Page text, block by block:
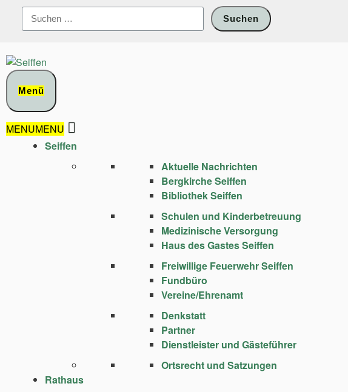
Suchen
nach:
Menü
MENUMENU
Seiffen
Aktuelle Nachrichten
Bergkirche Seiffen
Bibliothek Seiffen
Schulen und Kinder­betreuung
Medizinische Versorgung
Haus des Gastes Seiffen
Freiwillige Feuerwehr Seiffen
Fundbüro
Vereine/Ehrenamt
Denkstatt
Partner
Dienstleister und Gästeführer
Ortsrecht und Satzungen
Rathaus